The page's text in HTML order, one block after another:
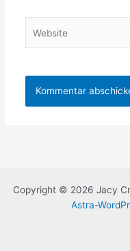
Copyright © 2026 Jacy
Astra-